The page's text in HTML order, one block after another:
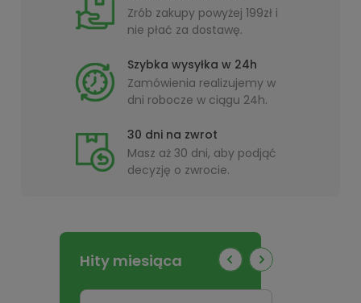
Zrób zakupy powyżej 199zł i
nie płać za dostawę.
Szybka wysyłka w 24h
Zamówienia realizujemy w
dni robocze w ciągu 24h.
30 dni na zwrot
Masz aż 30 dni, aby podjąć
decyzję o zwrocie.
Hity miesiąca